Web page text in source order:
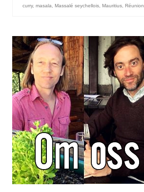
curry, masala Massalé seychellois Mauritius Réunion